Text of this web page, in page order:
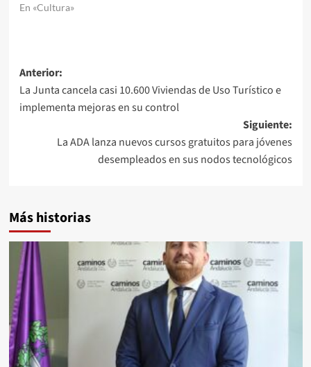
En «Cultura»
Navegación
de
entradas
Anterior:
La Junta cancela casi 10.600 Viviendas de Uso Turístico e
implementa mejoras en su control
Siguiente:
La ADA lanza nuevos cursos gratuitos para jóvenes
desempleados en sus nodos tecnológicos
Más historias